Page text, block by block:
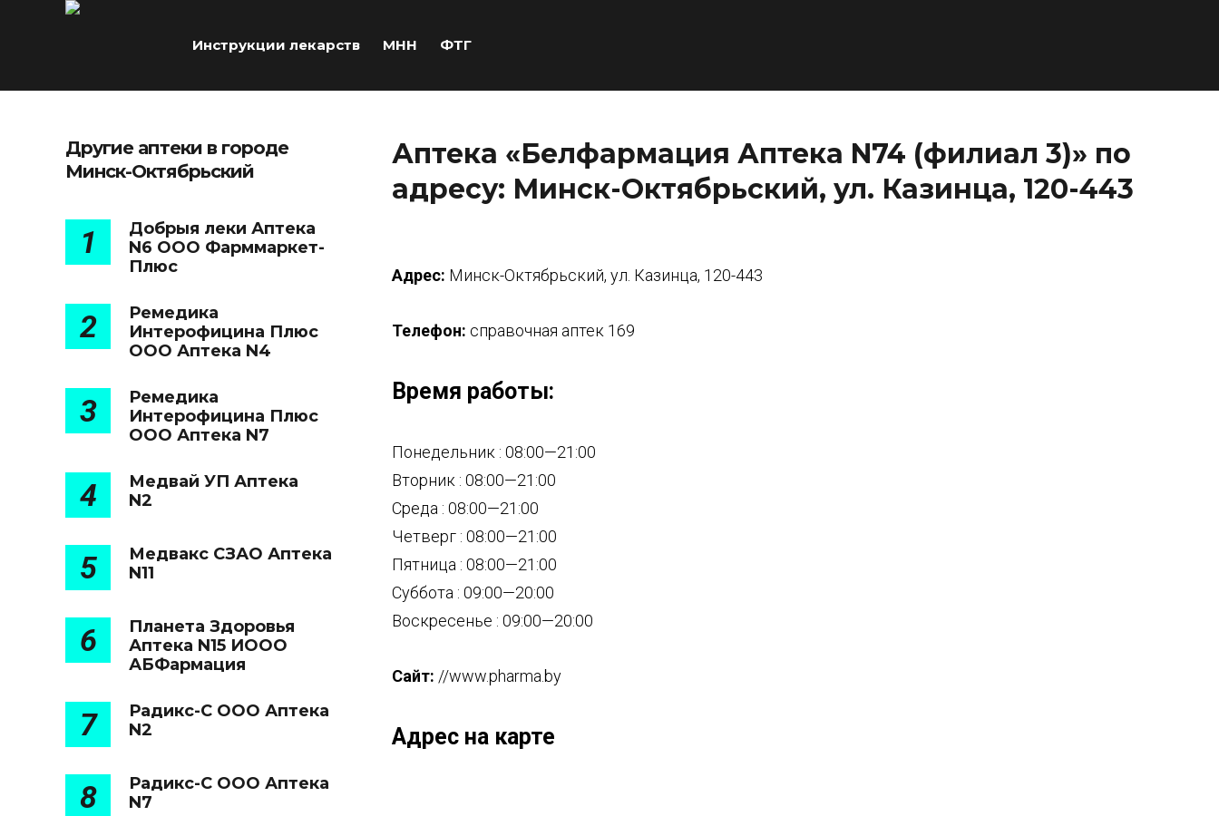
Инструкции лекарств МНН ФТГ
Аптека «Белфармация Аптека N74 (филиал 3)» по
адресу: Минск-Октябрьский, ул. Казинца, 120-443
Адрес: Минск-Октябрьский, ул. Казинца, 120-443
Телефон: справочная аптек 169
Время работы:
Понедельник : 08:00—21:00
Вторник : 08:00—21:00
Среда : 08:00—21:00
Четверг : 08:00—21:00
Пятница : 08:00—21:00
Суббота : 09:00—20:00
Воскресенье : 09:00—20:00
Сайт: //www.pharma.by
Адрес на карте
Другие аптеки в городе
Минск-Октябрьский
1
Добрыя леки Аптека
N6 ООО Фарммаркет-
Плюс
2
Ремедика
Интерофицина Плюс
ООО Аптека N4
3
Ремедика
Интерофицина Плюс
ООО Аптека N7
4
Медвай УП Аптека
N2
5
Медвакс СЗАО Аптека
N11
6
Планета Здоровья
Аптека N15 ИООО
АБФармация
7
Радикс-С ООО Аптека
N2
8
Радикс-С ООО Аптека
N7